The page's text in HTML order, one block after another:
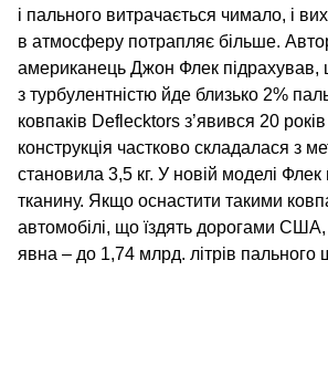
і пального витрачається чимало, і
в атмосферу потрапляє більше.
американець Джон Флек підрахував,
з турбулентністю йде близько 2%
ковпаків Deflecktors з’явився 20
конструкція частково складалася з
становила 3,5 кг. У новій моделі
тканину. Якщо оснастити такими
автомобілі, що їздять дорогами
явна – до 1,74 млрд. літрів пального